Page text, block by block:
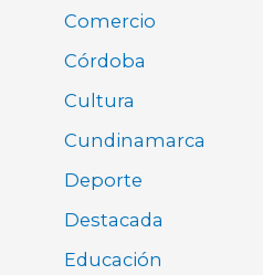
Comercio
Córdoba
Cultura
Cundinamarca
Deporte
Destacada
Educación